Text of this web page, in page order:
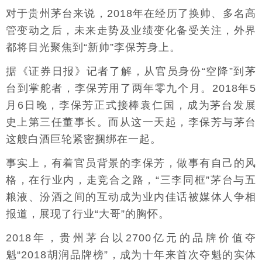
对于贵州茅台来说，2018年在经历了换帅、多名高
管变动之后，未来走势及业绩变化备受关注，外界
都将目光聚焦到“新帅”李保芳身上。
据《证券日报》记者了解，从官员身份“空降”到茅
台到掌舵者，李保芳用了两年零九个月。2018年5
月6日晚，李保芳正式接棒袁仁国，成为茅台发展
史上第三任董事长。而从这一天起，李保芳与茅台
这艘白酒巨轮紧密捆绑在一起。
事实上，有着官员背景的李保芳，做事有自己的风
格，在行业内，走竞合之路，“三李同框”茅台与五
粮液、汾酒之间的互动成为业内佳话被媒体人争相
报道，展现了行业“大哥”的胸怀。
2018年，贵州茅台以2700亿元的品牌价值夺
魁“2018胡润品牌榜”，成为十年来首次夺魁的实体